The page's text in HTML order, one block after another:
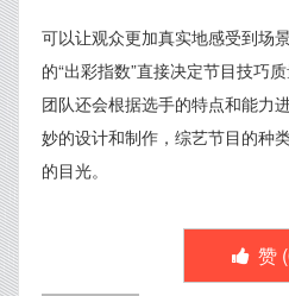
可以让观众更加真实地感受到场
的“出彩指数”直接决定节目技巧
团队还会根据选手的特点和能力
妙的设计和制作，综艺节目的种
的目光。
赞 (